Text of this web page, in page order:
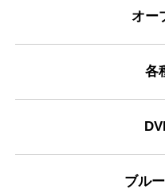
オー
各
ブル